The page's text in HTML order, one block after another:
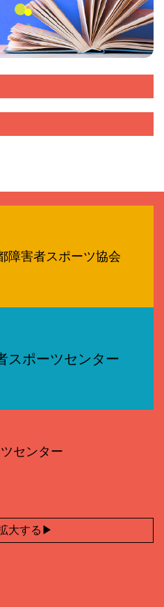
障害者スポーツ協会
スポーツセンター
センター
大する